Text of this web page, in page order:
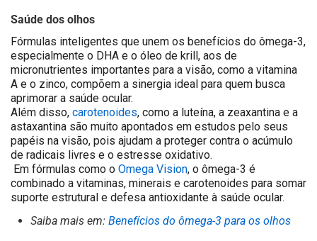
Saúde dos olhos
Fórmulas inteligentes que unem os benefícios do ômega-3,
especialmente o DHA e o óleo de krill, aos de
micronutrientes importantes para a visão, como a vitamina
A e o zinco, compõem a sinergia ideal para quem busca
aprimorar a saúde ocular.
Além disso, carotenoides, como a luteína, a zeaxantina e a
astaxantina são muito apontados em estudos pelo seus
papéis na visão, pois ajudam a proteger contra o acúmulo
de radicais livres e o estresse oxidativo.
Em fórmulas como o Omega Vision, o ômega-3 é
combinado a vitaminas, minerais e carotenoides para somar
suporte estrutural e defesa antioxidante à saúde ocular.
Saiba mais em:Benefícios do ômega-3 para os olhos